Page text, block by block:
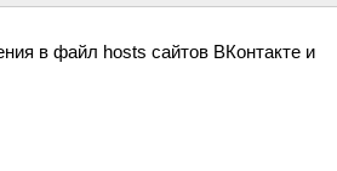
в файл hosts сайтов ВКонтакте и